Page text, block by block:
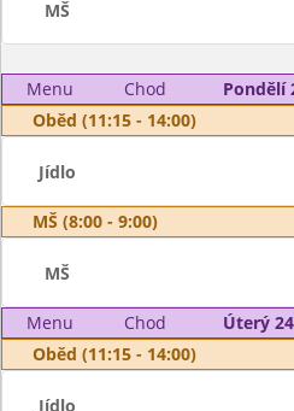
MŠ
Menu Chod
Pondělí
Oběd (11:15 - 14:00)
Jídlo
MŠ (8:00 - 9:00)
MŠ
Menu Chod
Úterý
Oběd (11:15 - 14:00)
Jídlo